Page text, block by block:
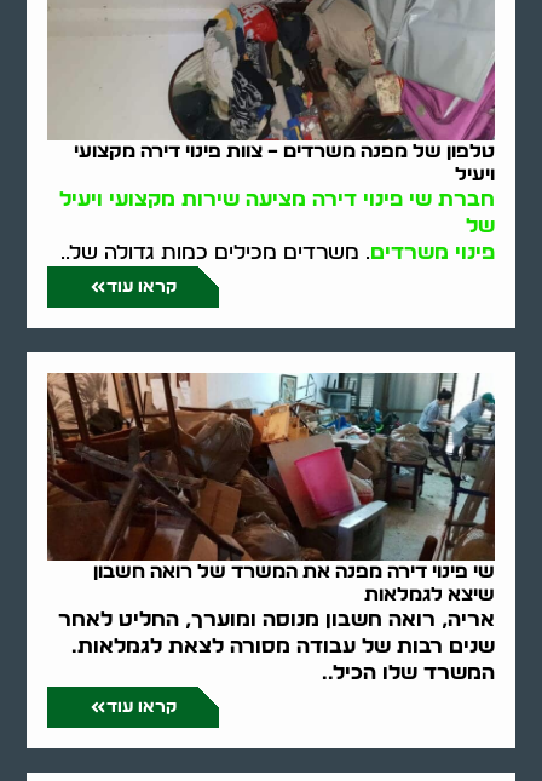
טלפון של מפנה משרדים – צוות פינוי דירה מקצועי
ויעיל
חברת שי פינוי דירה מציעה שירות מקצועי ויעיל
של
פינוי משרדים. משרדים מכילים כמות גדולה של..
קראו עוד
שי פינוי דירה מפנה את המשרד של רואה חשבון
שיצא לגמלאות
אריה, רואה חשבון מנוסה ומוערך, החליט לאחר
שנים רבות של עבודה מסורה לצאת לגמלאות.
המשרד שלו הכיל..
קראו עוד